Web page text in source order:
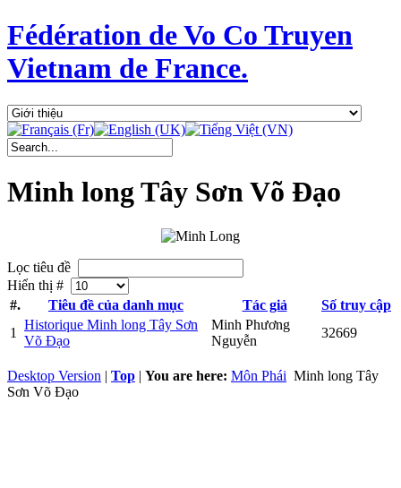
Fédération de Vo Co Truyen
Vietnam de France.
Minh long Tây Sơn Võ Đạo
Lọc tiêu đề
Hiển thị #
#.
Tiêu đề của danh mục Tác giả
Số truy cập
1
Historique Minh long Tây Sơn
Võ Đạo
Minh Phương
Nguyễn
32669
Desktop Version | Top | You are here: Môn Phái Minh long Tây
Sơn Võ Đạo